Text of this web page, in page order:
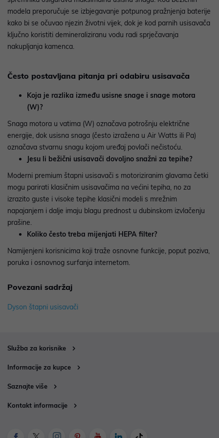
modela preporučuje se izbjegavanje potpunog pražnjenja baterije
kako bi se očuvao njezin životni vijek, dok je kod parnih usisavača
ključno koristiti demineraliziranu vodu radi sprječavanja
nakupljanja kamenca.
Često postavljana pitanja pri odabiru usisavača
Koja je razlika između usisne snage i snage motora
(W)?
Snaga motora u vatima (W) označava potrošnju električne
energije, dok usisna snaga (često izražena u Air Watts ili Pa)
označava stvarnu snagu kojom uređaj povlači nečistoću.
Jesu li bežični usisavači dovoljno snažni za tepihe?
Moderni premium štapni usisavači s motoriziranim glavama četki
mogu parirati klasičnim usisavačima na većini tepiha, no za
izrazito guste i visoke tepihe klasični modeli s mrežnim
napajanjem i dalje imaju blagu prednost u dubinskom izvlačenju
prašine.
Koliko često treba mijenjati HEPA filter?
Namijenjeni korisnicima koji traže osnovne funkcije, poput poziva,
poruka i osnovnog surfanja internetom.
Povezani sadržaj
Dyson štapni usisavači
Služba za korisnike
Informacije za kupce
Saznajte više
Kontakt informacije